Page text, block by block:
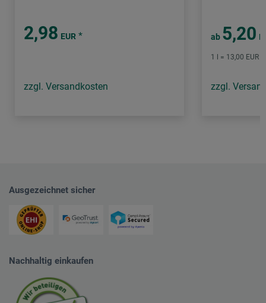
2,98 EUR *
zzgl. Versandkosten
ab 5,20
1 l = 13,00 EUR
zzgl.
Ausgezeichnet sicher
Nachhaltig einkaufen